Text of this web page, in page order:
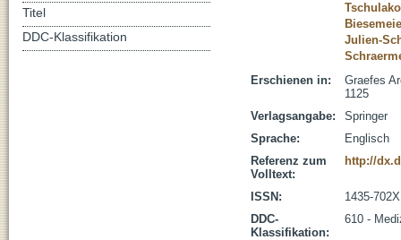
Julien-
Erschienen in:
Graefes
1125
Verlagsangabe:
Springer
Sprache:
Englisch
Referenz zum
Volltext:
http://
ISSN:
1435-702X
DDC-
Klassifikation:
610 -
Titel
DDC-Klassifikation